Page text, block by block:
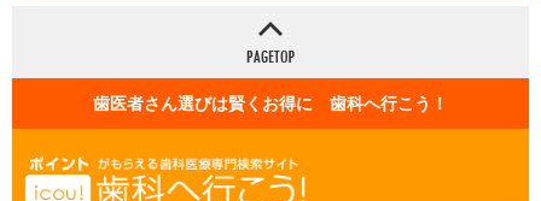
歯医者さん選びは賢くお得に 歯科へ行こう！